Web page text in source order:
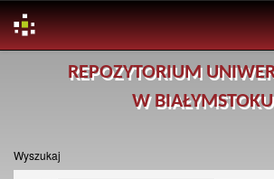
REPOZYTORIUM
W BIAŁYMSTOKU
Wyszukaj